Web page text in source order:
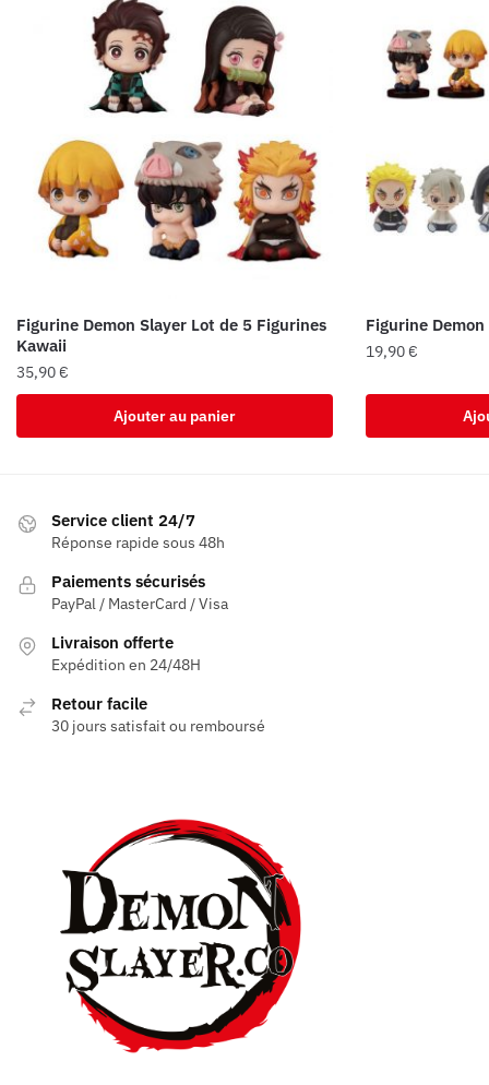
Figurine Demon Slayer Lot de 5 Figurines
Kawaii
35,90€
Ajouter au panier
Figurine
19,90€
Service client 24/7
Réponse rapide sous 48h
Paiements sécurisés
PayPal / MasterCard / Visa
Livraison offerte
Expédition en 24/48H
Retour facile
30 jours satisfait ou remboursé